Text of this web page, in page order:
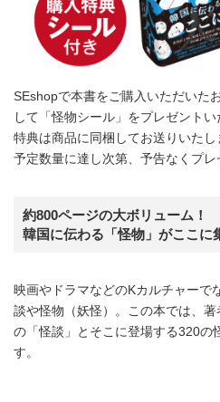
SEshopで本書をご購入いただいた
して「怪物シール」をプレゼントい
特典は商品に同梱してお送りいたし
予定数量に達し次第、予告なくプレ
約800ページの大ボリューム！
韓国に伝わる「怪物」がここに
映画やドラマなどのKカルチャーで
談や怪物（妖怪）。この本では、
の「怪談」とそこに登場する320の
す。